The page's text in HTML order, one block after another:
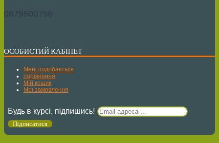
0679500756
ОСОБИСТИЙ КАБІНЕТ
Мені подобається
порівняння
Мій кошик
Мої замовлення
Будь в курсі, підпишись!
Підписатися